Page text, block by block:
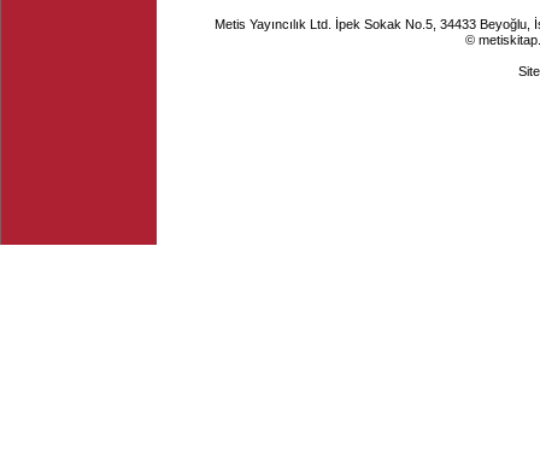
Metis Yayıncılık Ltd. İpek Sokak No.5, 34433
©